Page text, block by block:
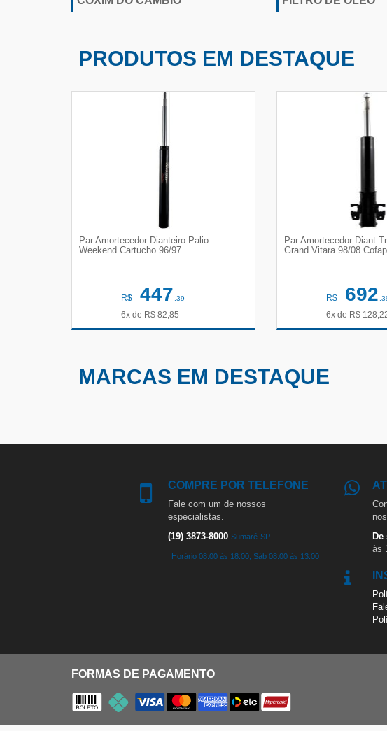
PRODUTOS EM DESTAQUE
Par Amortecedor Dianteiro Palio
Weekend Cartucho 96/97
R$ 447,39
6x de R$ 82,85
Par Amortecedor Diant
Grand Vitara 98/08 Cofap
R$ 692
6x de R$
MARCAS EM DESTAQUE
COMPRE POR TELEFONE
Fale com um de nossos
especialistas.
(19) 3873-8000 Sumaré-SP
Horário 08:00 às 18:00, Sáb 08:00 às 13:00
às
FORMAS DE PAGAMENTO